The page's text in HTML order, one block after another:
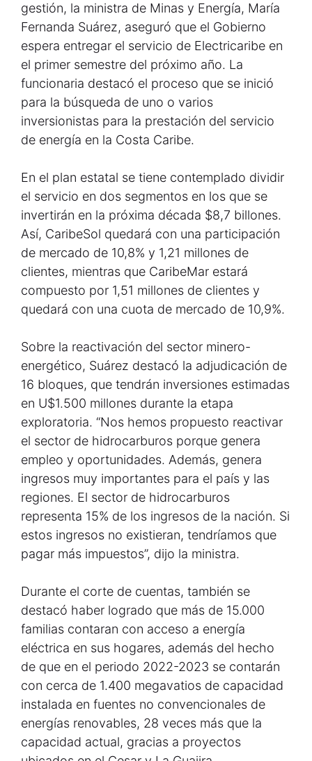
gestión, la ministra de Minas y Energía, María
Fernanda Suárez, aseguró que el Gobierno
espera entregar el servicio de Electricaribe en
el primer semestre del próximo año. La
funcionaria destacó el proceso que se inició
para la búsqueda de uno o varios
inversionistas para la prestación del servicio
de energía en la Costa Caribe.
En el plan estatal se tiene contemplado dividir
el servicio en dos segmentos en los que se
invertirán en la próxima década $8,7 billones.
Así, CaribeSol quedará con una participación
de mercado de 10,8% y 1,21 millones de
clientes, mientras que CaribeMar estará
compuesto por 1,51 millones de clientes y
quedará con una cuota de mercado de 10,9%.
Sobre la reactivación del sector minero-
energético, Suárez destacó la adjudicación de
16 bloques, que tendrán inversiones estimadas
en U$1.500 millones durante la etapa
exploratoria. “Nos hemos propuesto reactivar
el sector de hidrocarburos porque genera
empleo y oportunidades. Además, genera
ingresos muy importantes para el país y las
regiones. El sector de hidrocarburos
representa 15% de los ingresos de la nación. Si
estos ingresos no existieran, tendríamos que
pagar más impuestos”, dijo la ministra.
Durante el corte de cuentas, también se
destacó haber logrado que más de 15.000
familias contaran con acceso a energía
eléctrica en sus hogares, además del hecho
de que en el periodo 2022-2023 se contarán
con cerca de 1.400 megavatios de capacidad
instalada en fuentes no convencionales de
energías renovables, 28 veces más que la
capacidad actual, gracias a proyectos